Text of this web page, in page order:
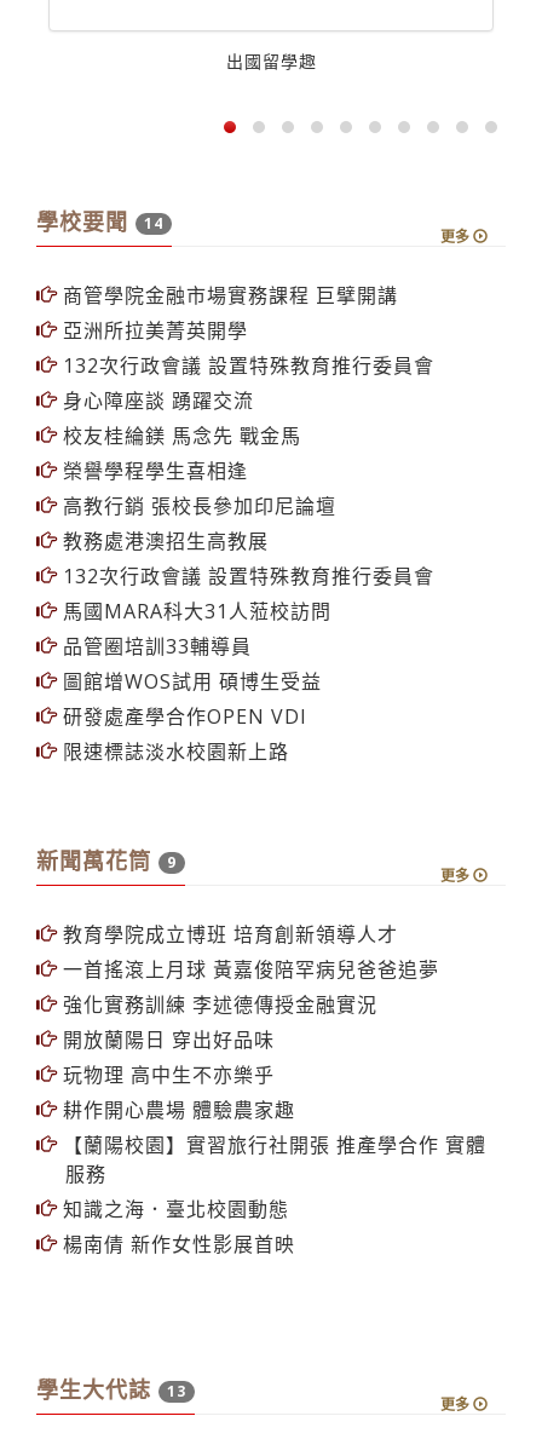
出國留學趣
學校要聞 14
更多
商管學院金融市場實務課程 巨擘開講
亞洲所拉美菁英開學
132次行政會議 設置特殊教育推行委員會
身心障座談 踴躍交流
校友桂綸鎂 馬念先 戰金馬
榮譽學程學生喜相逢
高教行銷 張校長參加印尼論壇
教務處港澳招生高教展
132次行政會議 設置特殊教育推行委員會
馬國MARA科大31人蒞校訪問
品管圈培訓33輔導員
圖館增WOS試用 碩博生受益
研發處產學合作OPEN VDI
限速標誌淡水校園新上路
新聞萬花筒 9
更多
教育學院成立博班 培育創新領導人才
一首搖滾上月球 黃嘉俊陪罕病兒爸爸追夢
強化實務訓練 李述德傳授金融實況
開放蘭陽日 穿出好品味
玩物理 高中生不亦樂乎
耕作開心農場 體驗農家趣
【蘭陽校園】實習旅行社開張 推產學合作 實體
服務
知識之海．臺北校園動態
楊南倩 新作女性影展首映
學生大代誌 13
更多